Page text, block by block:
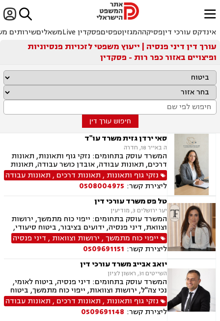

ﱐ
אינדקס עורכי דיןפסיקההמגזיןטפסיםפסקדין Live משאליםשירותים
עורך דין דיני פנסיה | ייעוץ משפטי לזכויות פנסיוניות
ופיצויים באזור כפר רות - פסקדין
חיפוש עורך דין
סאי ירדן גזית משרד עו"ד
ה באייר 18, חדרה
המשרד עוסק בתחומים: נזקי גוף ותאונות, תאונות
דרכים, תאונות עבודה, אובדן כושר עבודה, תאונות
תלמידים, תאונות ספורט, תאונות עקב רשלנות, צבא
ומשרד הביטחון, תביעות ביטוח ונזקי רכוש, ביטוח
סיעודי, פנסיה, הורות חד מינית, גישור
נזקי גוף ותאונות , תאונות דרכים , תאונות עבודה
ליצירת קשר: 0508004975
טל פס משרד עורכי דין
יער ירושלים 3, מודיעין
המשרד עוסק בתחומים: ייפוי כוח מתמשך, ירושות
וצוואת, דיני פנסיה, ידועים בציבור, ביטוח סיעודי,
תביעות ביטוח ונזקי רכוש
ייפוי כוח מתמשך, ירושות וצוואות , דיני פנסיה
ליצירת קשר: 0509691151
יואב אבייב משרד עורכי דין
השייטים 31, ראשון לציון
המשרד עוסק בתחומים: דיני פנסיה, ביטוח לאומי,
נכי צה"ל, ירושות וצוואות, ייפוי כוח מתמשך, ביטוח
סיעודי, תביעות ביטוח ונזקי רכוש, נזקי גוף ותאונות,
תאונות דרכים, תאונות עבודה, בריאות הנפש, אובדן
כושר עבודה, תאונות תלמידים, רשלנות רפואית.
נזקי גוף ותאונות , תאונות דרכים , תאונות עבודה
ליצירת קשר: 0509691148